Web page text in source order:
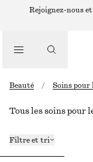
Rejoignez-nous et
Beauté / Soins pour
Tous les soins pour
Filtre et tri